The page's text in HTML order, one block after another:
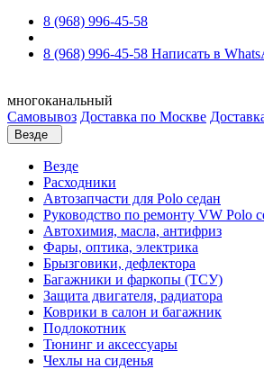
8 (968) 996-45-58
8 (968) 996-45-58 Написать в
многоканальный
Самовывоз Доставка по Москве
Везде
Везде
Расходники
Автозапчасти для Polo седан
Руководство по ремонту VW Polo
Автохимия, масла, антифриз
Фары, оптика, электрика
Брызговики, дефлектора
Багажники и фаркопы (ТСУ)
Защита двигателя, радиатора
Коврики в салон и багажник
Подлокотник
Тюнинг и аксессуары
Чехлы на сиденья